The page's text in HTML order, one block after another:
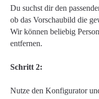
Du suchst dir den
ob das Vorschaubild die
Wir können beliebig
entfernen.
Schritt 2:
Nutze den Konfigurator